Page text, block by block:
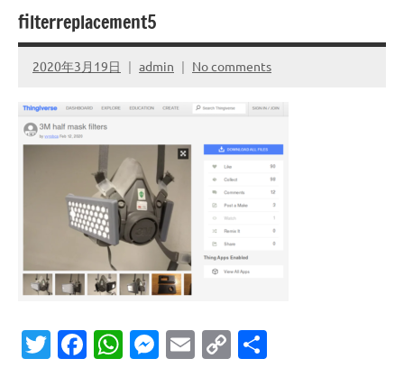
filterreplacement5
2020年3月19日 admin No comments
Twitter
Facebook
WhatsApp
Messenger
Email
Copy